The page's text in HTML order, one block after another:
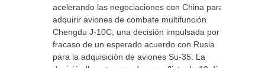
acelerando las negociaciones con China para
adquirir aviones de combate multifunción
Chengdu J-10C, una decisión impulsada por el
fracaso de un esperado acuerdo con Rusia
para la adquisición de aviones Su-35. La